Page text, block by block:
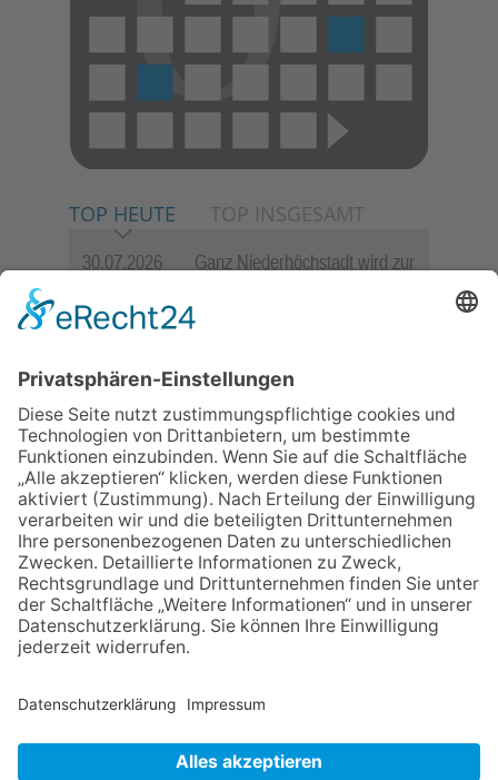
TOP HEUTE TOP INSGESAMT
30.07.2026
Ganz Niederhöchstadt wird zur
23.07.2026
Zwischen Fachwerk, Wein und
lädt wieder zum Weinfest ein
präsentiert sein neues
Programm „Changes“
06.08.2026
„die 80er live“ – Die große
Stadiontour kommt nach
Frankfurt
06.08.2026
Hisamoto und Tölke begeistern
mit Werken von Walter
Wachsmuth
NACH OBEN